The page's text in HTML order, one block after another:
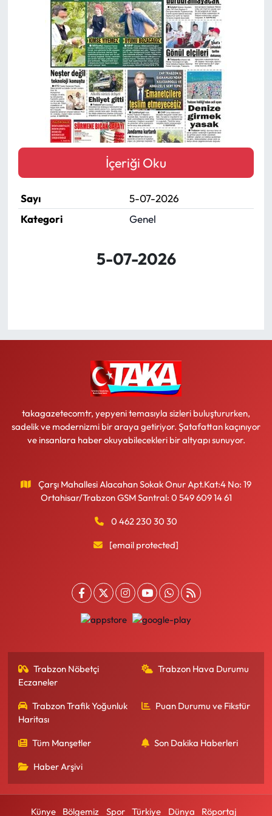
İçeriği Oku
Sayı
5-07-2026
Kategori
Genel
5-07-2026
takagazetecomtr, yepyeni temasıyla sizleri buluştururken,
sadelik ve modernizmi bir araya getiriyor. Şatafattan kaçınıyor
ve insanlara haber okuyabilecekleri bir altyapı sunuyor.
Çarşı Mahallesi Alacahan Sokak Onur Apt.Kat:4 No: 19
Ortahisar/Trabzon GSM Santral: 0 549 609 14 61
0 462 230 30 30
[email protected]
Trabzon Nöbetçi
Eczaneler
Trabzon Hava Durumu
Trabzon Trafik Yoğunluk
Haritası
Puan Durumu ve Fikstür
Tüm Manşetler Son Dakika Haberleri
Haber Arşivi
Künye Bölgemiz Spor Türkiye Dünya Röportaj
Mektup Galeri
Röportaj
Manşet
Köşe Yazıları
Karikatür Galeri
BIK
ASTROLOJİ
Mektup Galeri